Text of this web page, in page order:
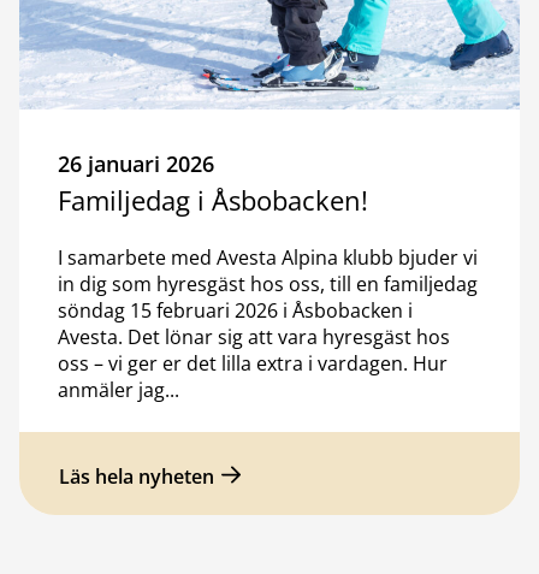
26 januari 2026
Familjedag i Åsbobacken!
I samarbete med Avesta Alpina klubb bjuder vi
in dig som hyresgäst hos oss, till en familjedag
söndag 15 februari 2026 i Åsbobacken i
Avesta. Det lönar sig att vara hyresgäst hos
oss – vi ger er det lilla extra i vardagen. Hur
anmäler jag...
Läs hela nyheten